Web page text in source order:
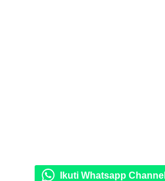
Ikuti Whatsapp